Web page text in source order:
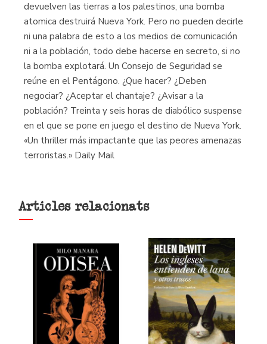
devuelven las tierras a los palestinos, una bomba
atomica destruirá Nueva York. Pero no pueden decirle
ni una palabra de esto a los medios de comunicación
ni a la población, todo debe hacerse en secreto, si no
la bomba explotará. Un Consejo de Seguridad se
reúne en el Pentágono. ¿Que hacer? ¿Deben
negociar? ¿Aceptar el chantaje? ¿Avisar a la
población? Treinta y seis horas de diabólico suspense
en el que se pone en juego el destino de Nueva York.
«Un thriller más impactante que las peores amenazas
terroristas.» Daily Mail
Articles relacionats